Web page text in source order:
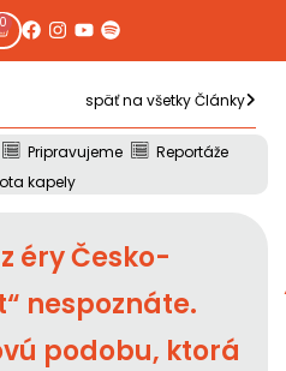
0
späť na všetky Články
Pripravujeme
Reportáže
kapely
éry Česko-
nespoznáte.
podobu, ktorá